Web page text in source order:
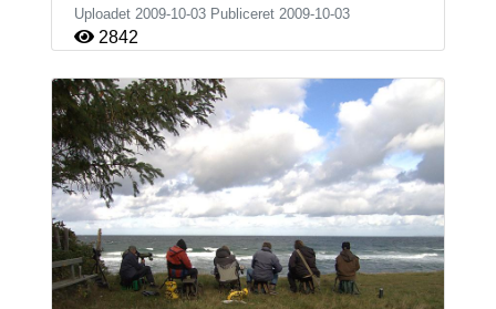
Uploadet 2009-10-03 Publiceret 2009-10-03
2842